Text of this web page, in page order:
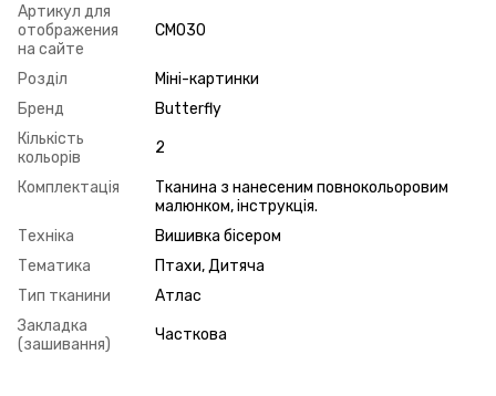
Артикул для
отображения
на сайте
СМ030
Розділ
Міні-картинки
Бренд
Butterfly
Кількість
кольорів
2
Комплектація
Тканина з нанесеним повнокольоровим
малюнком, інструкція.
Техніка
Вишивка бісером
Тематика
Птахи, Дитяча
Тип тканини
Атлас
Закладка
(зашивання)
Часткова